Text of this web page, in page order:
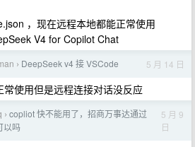
，现在远程本地都能正常使用
V4 for Copilot Chat
› DeepSeek v4 接 VSCode 5 月 14 日
使用但是远程连接对话没反应
› copliot 快不能用了，招商万事达通过
以吗
5 月 9
日